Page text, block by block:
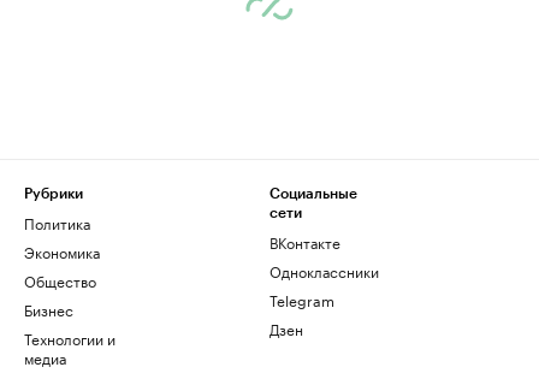
Рубрики
Политика
Экономика
Общество
Бизнес
Технологии и
медиа
Социальные
сети
ВКонтакте
Одноклассники
Telegram
Дзен